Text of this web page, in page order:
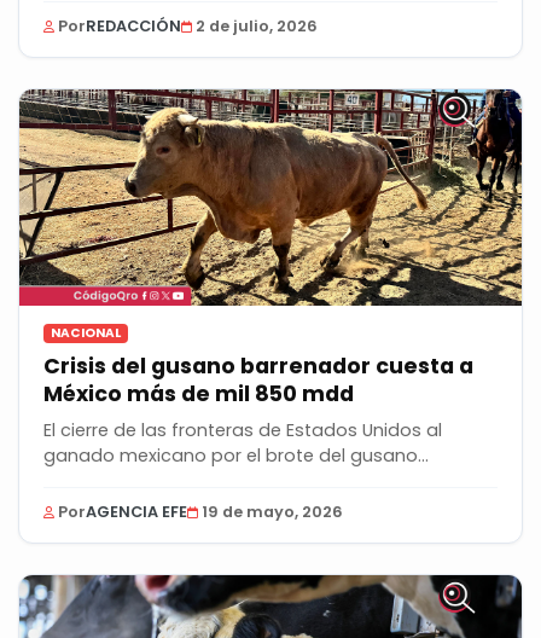
PorREDACCIÓN 2 de julio, 2026
NACIONAL
Crisis del gusano barrenador cuesta a
México más de mil 850 mdd
El cierre de las fronteras de Estados Unidos al
ganado mexicano por el brote del gusano
PorAGENCIA EFE 19 de mayo, 2026